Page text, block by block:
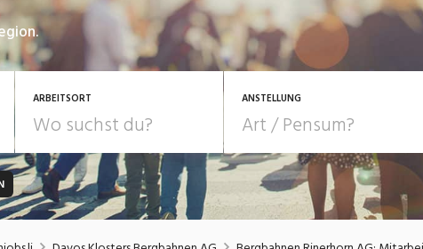
ARBEITSORT ANSTELLUNG
10-100%Pensum
Temporär (befristet)
Bau, Handwerk, Elektro